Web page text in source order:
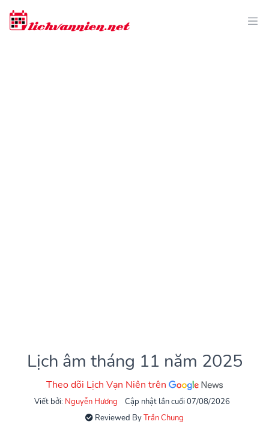
Lịch âm tháng 11 năm 2025
Theo dõi Lịch Vạn Niên trên
Viết bởi: Nguyễn Hương
Cập nhật lần cuối 07/08/2026
Reviewed ByTrần Chung